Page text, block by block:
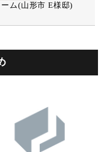
ーム(山形市 E様邸)